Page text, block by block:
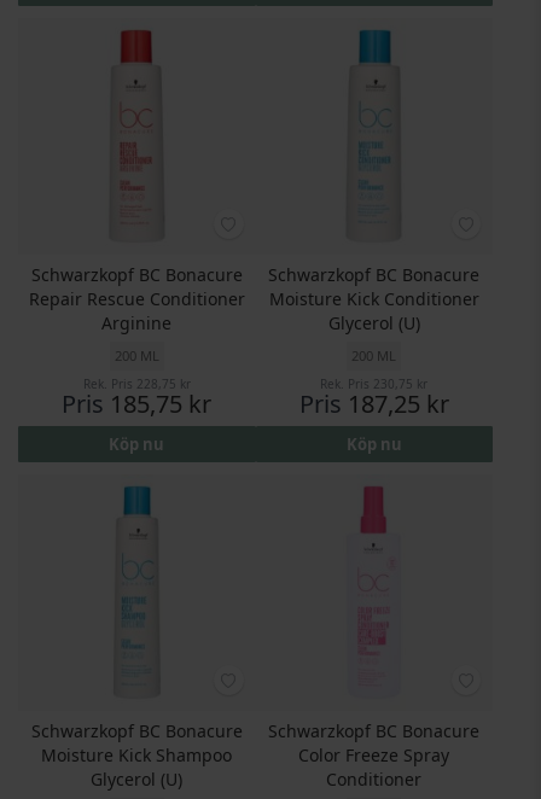
Schwarzkopf BC Bonacure
Repair Rescue Conditioner
Arginine
200 ML
Rek. Pris 228,75 kr
Pris 185,75 kr
Köp nu
Schwarzkopf BC Bonacure
Moisture Kick Conditioner
Glycerol (U)
200 ML
Rek. Pris 230,75 kr
Pris 187,25 kr
Köp nu
Schwarzkopf BC Bonacure
Moisture Kick Shampoo
Glycerol (U)
Schwarzkopf BC Bonacure
Color Freeze Spray
Conditioner